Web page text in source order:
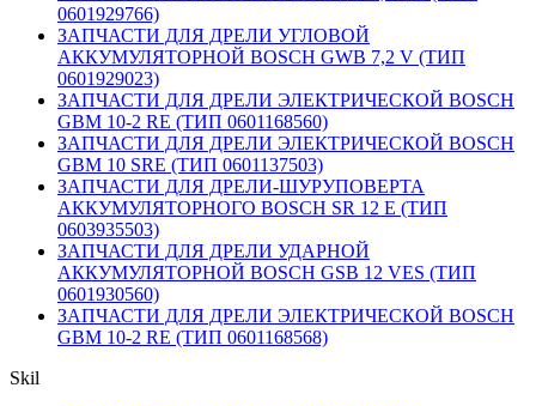
0601929766)
ЗАПЧАСТИ ДЛЯ ДРЕЛИ УГЛОВОЙ
АККУМУЛЯТОРНОЙ BOSCH GWB 7,2 V (ТИП
0601929023)
ЗАПЧАСТИ ДЛЯ ДРЕЛИ ЭЛЕКТРИЧЕСКОЙ BOSCH
GBM 10-2 RE (ТИП 0601168560)
ЗАПЧАСТИ ДЛЯ ДРЕЛИ ЭЛЕКТРИЧЕСКОЙ BOSCH
GBM 10 SRE (ТИП 0601137503)
ЗАПЧАСТИ ДЛЯ ДРЕЛИ-ШУРУПОВЕРТА
АККУМУЛЯТОРНОГО BOSCH SR 12 E (ТИП
0603935503)
ЗАПЧАСТИ ДЛЯ ДРЕЛИ УДАРНОЙ
АККУМУЛЯТОРНОЙ BOSCH GSB 12 VES (ТИП
0601930560)
ЗАПЧАСТИ ДЛЯ ДРЕЛИ ЭЛЕКТРИЧЕСКОЙ BOSCH
GBM 10-2 RE (ТИП 0601168568)
Skil